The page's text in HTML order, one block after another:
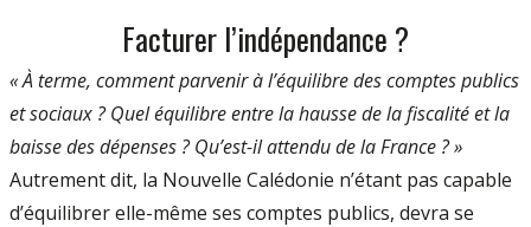
Facturer l’indépendance ?
« À terme, comment parvenir à l’équilibre des comptes publics
et sociaux ? Quel équilibre entre la hausse de la fiscalité et la
baisse des dépenses ? Qu’est-il attendu de la France ? »
Autrement dit, la Nouvelle Calédonie n’étant pas capable
d’équilibrer elle-même ses comptes publics, devra se